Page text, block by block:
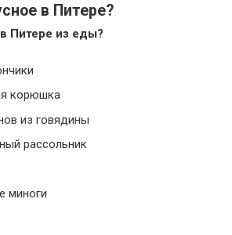
в Питере?
Питере из еды?
корюшка
из говядины
рассольник
миноги